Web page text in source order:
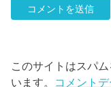
このサイトはスパ
います。 コメント